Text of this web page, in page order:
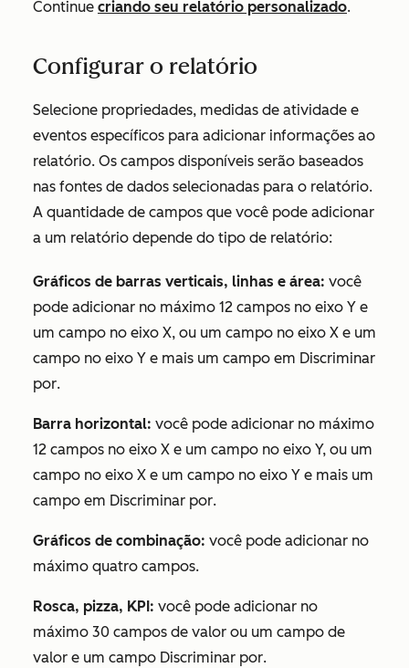
Continue criando seu relatório personalizado.
Configurar o relatório
Selecione propriedades, medidas de atividade e
eventos específicos para adicionar informações ao
relatório. Os campos disponíveis serão baseados
nas fontes de dados selecionadas para o relatório.
A quantidade de campos que você pode adicionar
a um relatório depende do tipo de relatório:
Gráficos de barras verticais, linhas e área: você
pode adicionar no máximo 12 campos no eixo Y e
um campo no eixo X, ou um campo no eixo X e um
campo no eixo Y e mais um campo em Discriminar
por.
Barra horizontal: você pode adicionar no máximo
12 campos no eixo X e um campo no eixo Y, ou um
campo no eixo X e um campo no eixo Y e mais um
campo em Discriminar por.
Gráficos de combinação: você pode adicionar no
máximo quatro campos.
Rosca, pizza, KPI: você pode adicionar no
máximo 30 campos de valor ou um campo de
valor e um campo Discriminar por.